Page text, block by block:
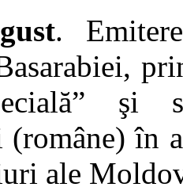
.
şi
(române) în
ale